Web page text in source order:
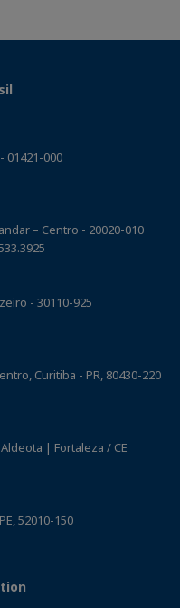
01421-000
– Centro - 20020-010
- 30110-925
Curitiba - PR, 80430-220
| Fortaleza / CE
52010-150